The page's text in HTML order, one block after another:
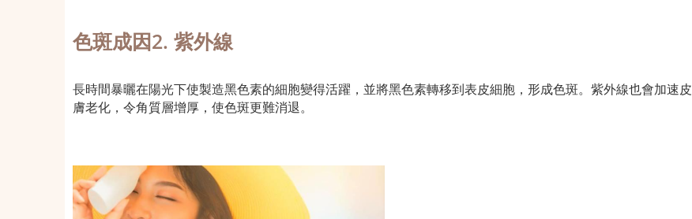
色斑成因2. 紫外線
長時間暴曬在陽光下使製造黑色素的細胞變得活躍，並將黑色素轉移到表皮細胞，形成色斑。紫外線也會加速皮
膚老化，令角質層增厚，使色斑更難消退。